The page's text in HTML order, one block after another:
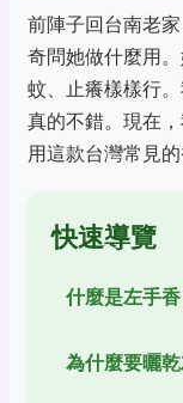
前陣子回台南老
奇問她做什麼用
蚊、止癢樣樣行
真的不錯。現在
用這款台灣常見的
快速導覽
什麼是左手
為什麼要曬